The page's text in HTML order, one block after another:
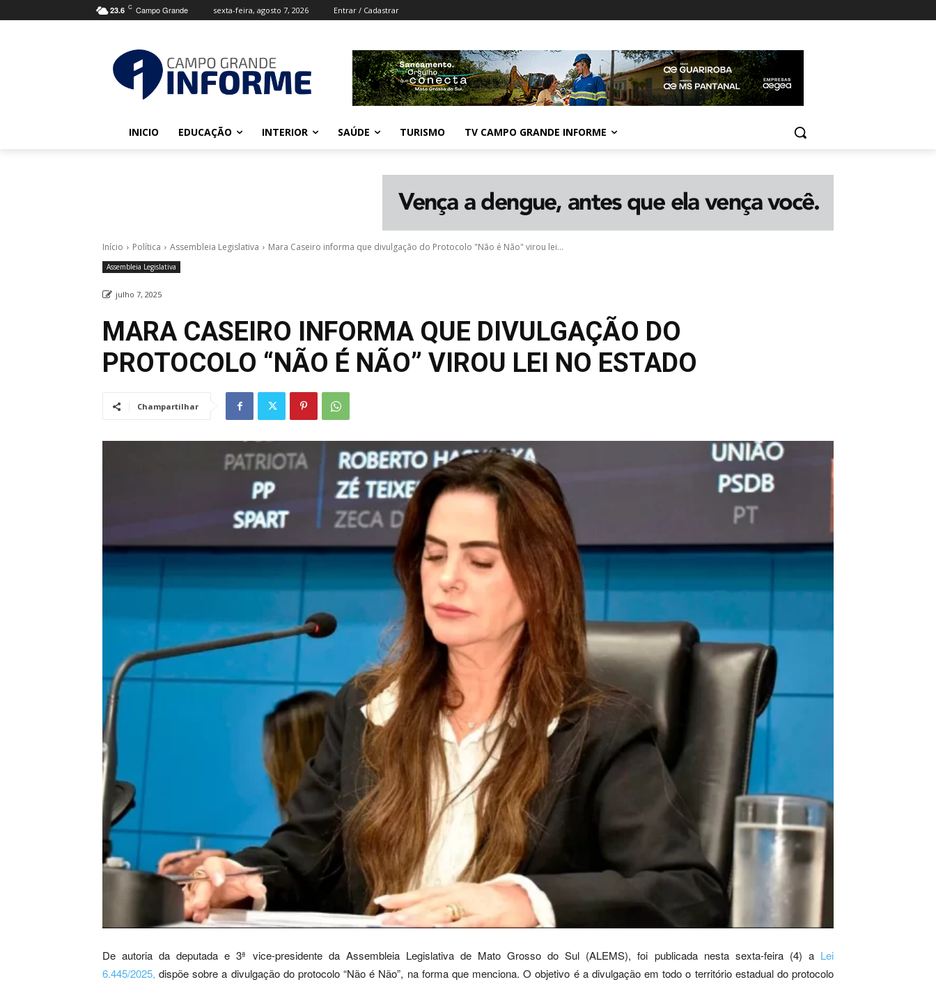
23.6 C Campo Grande sexta-feira, agosto 7, 2026 Entrar / Cadastrar
INICIO EDUCAÇÃO INTERIOR SAÚDE TURISMO TV CAMPO GRANDE INFORME
Início Política Assembleia Legislativa Mara Caseiro informa que divulgação do Protocolo "Não é Não" virou lei...
Assembleia Legislativa
julho 7, 2025
MARA CASEIRO INFORMA QUE DIVULGAÇÃO DO
PROTOCOLO “NÃO É NÃO” VIROU LEI NO ESTADO
Champartilhar
De autoria da deputada e 3ª vice-presidente da Assembleia Legislativa de Mato Grosso do Sul (ALEMS), foi publicada nesta sexta-feira (4) a Lei
6.445/2025, dispõe sobre a divulgação do protocolo “Não é Não”, na forma que menciona. O objetivo é a divulgação em todo o território estadual do protocolo